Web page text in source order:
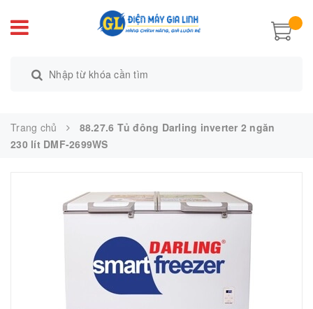
Trang chủ
88.27.6 Tủ đông Darling inverter 2 ngăn
230 lít DMF-2699WS